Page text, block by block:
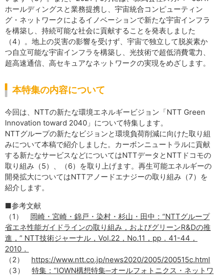
ホールディングスと業務提携し、宇宙統合コンピューティン
グ・ネットワークによるイノベーションで新たな宇宙インフラ
を構築し、持続可能な社会に貢献することを発表しました
（4）。地上の災害の影響を受けず、宇宙で独立して脱炭素か
つ自立可能な宇宙インフラを構築し、光技術で超低消費電力、
超高速通信、高セキュアなネットワークの実現をめざします。
本特集の内容について
今回は、NTTの新たな環境エネルギービジョン「NTT Green
In­no­vation toward 2040」について特集します。
NTTグループの新たなビジョンと環境負荷削減に向けた取り組
みについて本稿で紹介しました。カーボンニュートラルに貢献
する新たなサービスなどについてはNTTデータとNTTドコモの
取り組み（5）、（6）を取り上げます。再生可能エネルギーの
開発拡大についてはNTTアノードエナジーの取り組み（7）を
紹介します。
■参考文献
（1） 岡崎・宮崎・錦戸・染村・杉山・田中：“NTTグループ
省エネ性能ガイドラインの取り組み，およびグリーンR&Dの推
進，” NTT技術ジャーナル，Vol.22，No.11，pp．41-44，
2010．
（2） https://www.ntt.co.jp/news2020/2005/200515c.html
（3） 特集：“IOWN構想特集─オールフォトニクス・ネットワ